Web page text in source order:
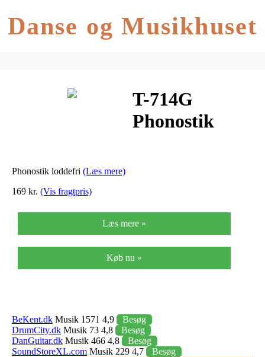
Danse og Musikhuset
T-714G
Phonostik
Phonostik loddefri (Læs mere)
169 kr. (Vis fragtpris)
Læs mere »
Køb nu »
BeKent.dk Musik 1571 4,9
Besøg
DrumCity.dk Musik 73 4,8
Besøg
DanGuitar.dk Musik 466 4,8
Besøg
SoundStoreXL.com Musik 229 4,7
Besøg